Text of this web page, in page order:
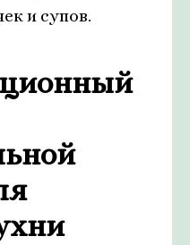
и супов.